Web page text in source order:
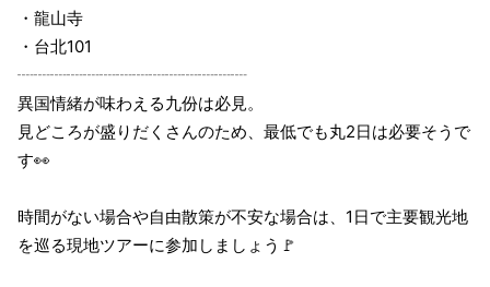
・龍山寺
・台北101
┈┈┈┈┈┈┈┈┈┈┈┈┈┈
異国情緒が味わえる九份は必見。
見どころが盛りだくさんのため、最低でも丸2日は必要そうで
す👀
時間がない場合や自由散策が不安な場合は、1日で主要観光地
を巡る現地ツアーに参加しましょう🚩